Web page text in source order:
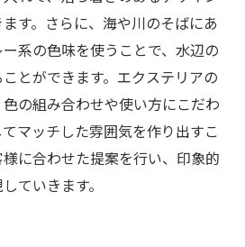
す。さらに、海や川のそばにあ
系の色味を使うことで、水辺の
とができます。エクステリアの
の組み合わせや使い方にこだわ
マッチした雰囲気を作り出すこ
に合わせた提案を行い、印象的
ていきます。